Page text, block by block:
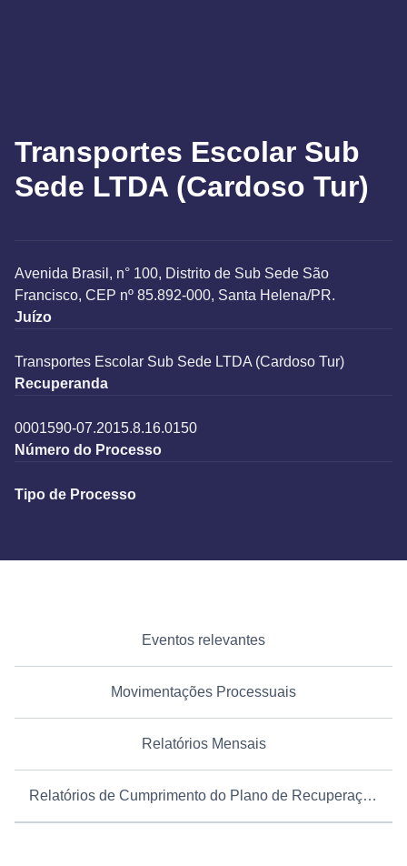
Transportes Escolar Sub
Sede LTDA (Cardoso Tur)
Avenida Brasil, n° 100, Distrito de Sub Sede São
Francisco, CEP nº 85.892-000, Santa Helena/PR.
Juízo
Transportes Escolar Sub Sede LTDA (Cardoso Tur)
Recuperanda
0001590-07.2015.8.16.0150
Número do Processo
Tipo de Processo
Eventos relevantes
Movimentações Processuais
Relatórios Mensais
Relatórios de Cumprimento do Plano de Recuperação Judicial